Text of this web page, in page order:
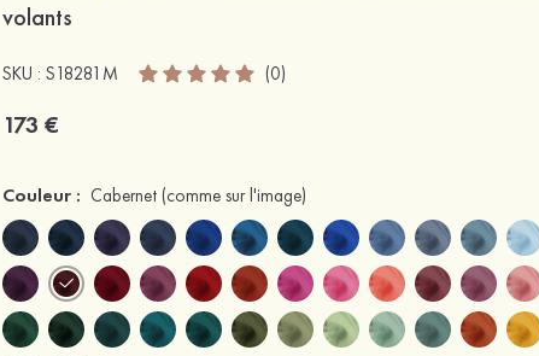
volants
SKU : S18281M (0)
173 €
Couleur : Cabernet (comme sur l'image)